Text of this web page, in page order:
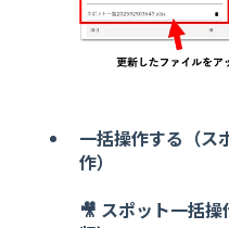
一括操作する（ス
作）
🎥 スポット一括